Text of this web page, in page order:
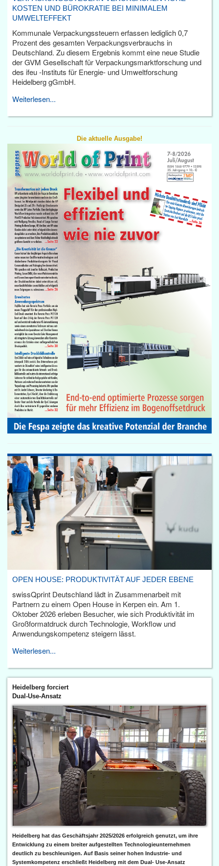
KOSTEN UND BÜROKRATIE BEI MINIMALEM
UMWELTEFFEKT
Kommunale Verpackungssteuern erfassen lediglich 0,7
Prozent des gesamten Verpackungsverbrauchs in
Deutschland. Zu diesem Ergebnis kommt eine neue Studie
der GVM Gesellschaft für Verpackungsmarktforschung und
des ifeu -Instituts für Energie- und Umweltforschung
Heidelberg gGmbH.
Weiterlesen...
Die aktuelle Ausgabe!
OPEN HOUSE: PRODUKTIVITÄT AUF JEDER EBENE
swissQprint Deutschland lädt in Zusammenarbeit mit
Partnern zu einem Open House in Kerpen ein. Am 1.
Oktober 2026 erleben Besucher, wie sich Produktivität im
Großformatdruck durch Technologie, Workflow und
Anwendungskompetenz steigern lässt.
Weiterlesen...
Heidelberg forciert
Dual-Use-Ansatz
Heidelberg hat das Geschäftsjahr 2025/2026 erfolgreich genutzt, um ihre
Entwicklung zu einem breiter aufgestellten Technologieunternehmen
deutlich zu beschleunigen. Auf Basis seiner hohen Industrie- und
Systemkompetenz erschließt Heidelberg mit dem Dual- Use-Ansatz